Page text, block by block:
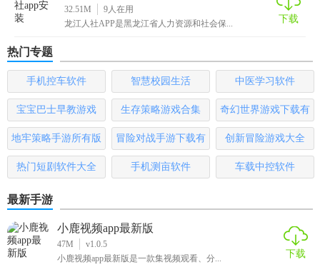
32.51M 9 人在用
龙江人社APP是黑龙江省人力资源和社会保...
下载
热门专题
手机控车软件 智慧校园生活 中医学习软件
宝宝巴士早教游戏 生存策略游戏合集
奇幻世界游戏下载有
哪些
地牢策略手游所有版
本
冒险对战手游下载有
哪些
创新冒险游戏大全
热门短剧软件大全 手机测亩软件 车载中控软件
最新手游
小鹿视频app最新版
47M
v1.0.5
小鹿视频app最新版是一款集视频观看、分...
下载